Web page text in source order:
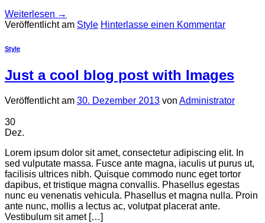
Weiterlesen →
Veröffentlicht am Style Hinterlasse einen Kommentar
Style
Just a cool blog post with Images
Veröffentlicht am 30. Dezember 2013 von Administrator
30
Dez.
Lorem ipsum dolor sit amet, consectetur adipiscing elit. In
sed vulputate massa. Fusce ante magna, iaculis ut purus ut,
facilisis ultrices nibh. Quisque commodo nunc eget tortor
dapibus, et tristique magna convallis. Phasellus egestas
nunc eu venenatis vehicula. Phasellus et magna nulla. Proin
ante nunc, mollis a lectus ac, volutpat placerat ante.
Vestibulum sit amet […]